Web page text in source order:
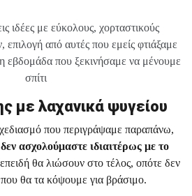
ιδέες με εύκολους, χορταστικούς
από αυτές που εμείς φτιάξαμε
εβδομάδα που ξεκινήσαμε να μένουμε
σπίτι
με λαχανικά ψυγείου
που περιγράψαμε παραπάνω,
δεν ασχολούμαστε ιδιαιτέρως με το
επειδή θα λιώσουν στο τέλος, οπότε δεν
θα τα κόψουμε για βράσιμο.